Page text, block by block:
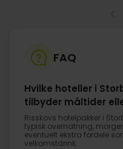
FAQ
Hvilke hoteller i
tilbyder måltider
Risskovs hotelpakker i
typisk overnatning,
eventuelt ekstra fordele
velkomstdrink.